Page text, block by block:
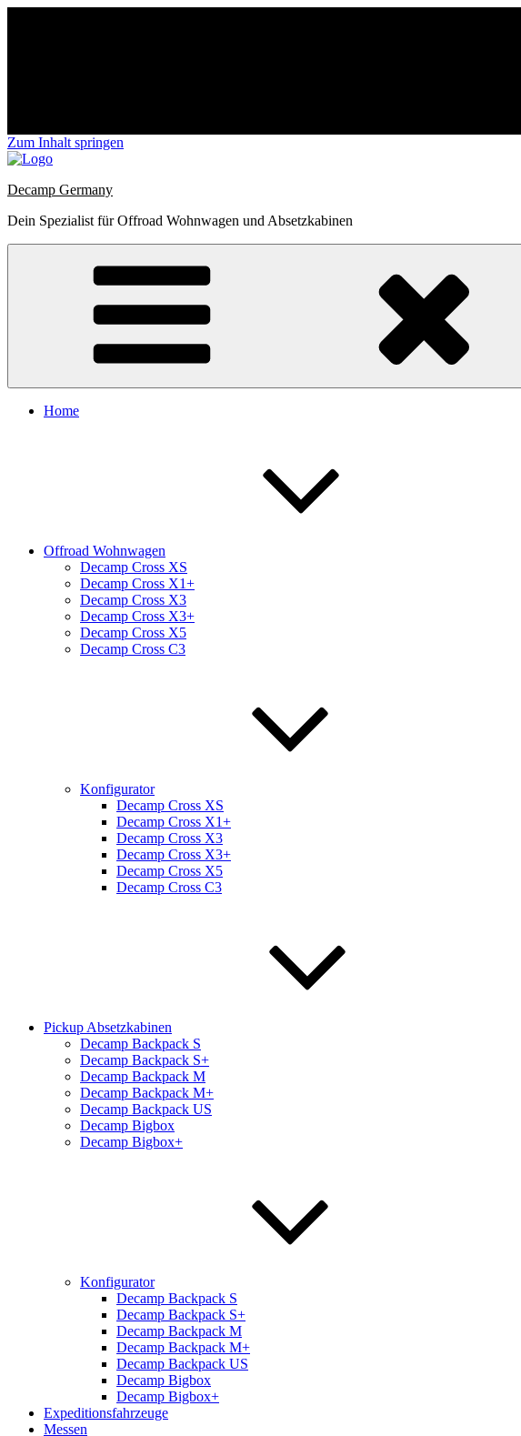
Zum Inhalt springen
Decamp Germany
Dein Spezialist für Offroad Wohnwagen und Absetzkabinen
Home
Offroad Wohnwagen
Decamp Cross XS
Decamp Cross X1+
Decamp Cross X3
Decamp Cross X3+
Decamp Cross X5
Decamp Cross C3
Konfigurator
Decamp Cross XS
Decamp Cross X1+
Decamp Cross X3
Decamp Cross X3+
Decamp Cross X5
Decamp Cross C3
Pickup Absetzkabinen
Decamp Backpack S
Decamp Backpack S+
Decamp Backpack M
Decamp Backpack M+
Decamp Backpack US
Decamp Bigbox
Decamp Bigbox+
Konfigurator
Decamp Backpack S
Decamp Backpack S+
Decamp Backpack M
Decamp Backpack M+
Decamp Backpack US
Decamp Bigbox
Decamp Bigbox+
Expeditionsfahrzeuge
Messen